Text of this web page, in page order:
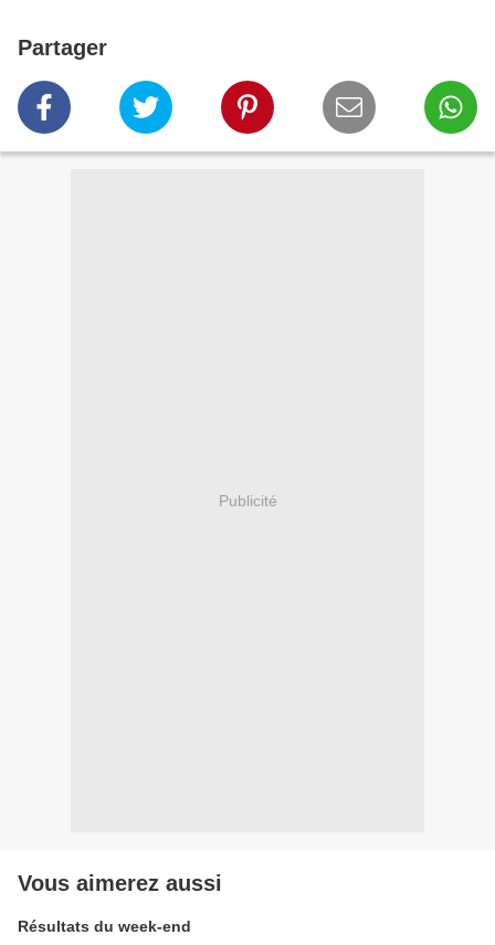
Partager
Publicité
Vous aimerez aussi
Résultats du week-end